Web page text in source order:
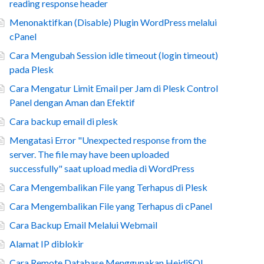
reading response header
Menonaktifkan (Disable) Plugin WordPress melalui
cPanel
Cara Mengubah Session idle timeout (login timeout)
pada Plesk
Cara Mengatur Limit Email per Jam di Plesk Control
Panel dengan Aman dan Efektif
Cara backup email di plesk
Mengatasi Error "Unexpected response from the
server. The file may have been uploaded
successfully" saat upload media di WordPress
Cara Mengembalikan File yang Terhapus di Plesk
Cara Mengembalikan File yang Terhapus di cPanel
Cara Backup Email Melalui Webmail
Alamat IP diblokir